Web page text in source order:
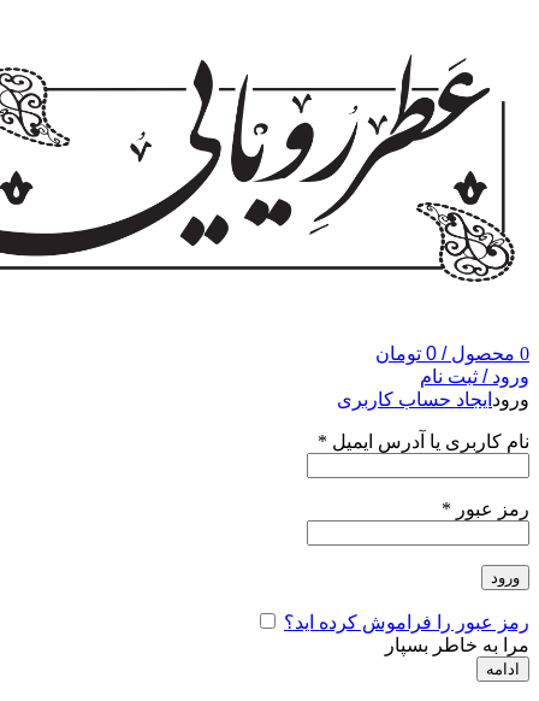
0 محصول /
0 تومان
ورود / ثبت نام
ورود ایجاد حساب کاربری
نام کاربری یا آدرس ایمیل *
رمز عبور *
ورود
رمز عبور را فراموش کرده اید؟
مرا به خاطر بسپار
ادامه